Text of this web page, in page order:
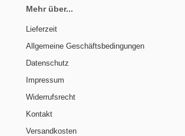
Mehr über...
Lieferzeit
Allgemeine Geschäftsbedingungen
Datenschutz
Impressum
Widerrufsrecht
Kontakt
Versandkosten